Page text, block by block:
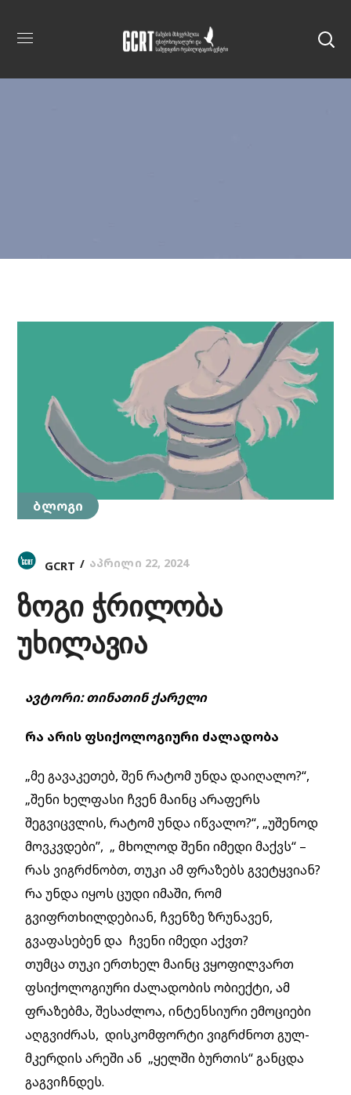
ბლოგი
GCRT აპრილი 22, 2024
ზოგი ჭრილობა
უხილავია
ავტორი: თინათინ ქარელი
რა არის ფსიქოლოგიური ძალადობა
„მე გავაკეთებ, შენ რატომ უნდა დაიღალო?“,
„შენი ხელფასი ჩვენ მაინც არაფერს
შეგვიცვლის, რატომ უნდა იწვალო?“, „უშენოდ
მოვკვდები”, „ მხოლოდ შენი იმედი მაქვს“ –
რას ვიგრძნობთ, თუკი ამ ფრაზებს გვეტყვიან?
რა უნდა იყოს ცუდი იმაში, რომ
გვიფრთხილდებიან, ჩვენზე ზრუნავენ,
გვაფასებენ და ჩვენი იმედი აქვთ?
თუმცა თუკი ერთხელ მაინც ვყოფილვართ
ფსიქოლოგიური ძალადობის ობიექტი, ამ
ფრაზებმა, შესაძლოა, ინტენსიური ემოციები
აღგვიძრას, დისკომფორტი ვიგრძნოთ გულ-
მკერდის არეში ან „ყელში ბურთის“ განცდა
გაგვიჩნდეს.